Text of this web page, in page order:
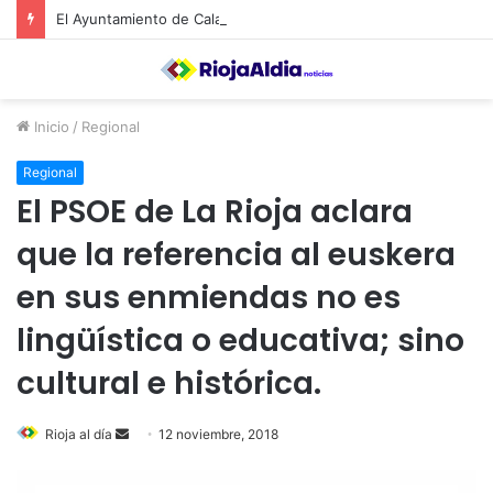
Inicio / Regional
Regional
El PSOE de La Rioja aclara
que la referencia al euskera
en sus enmiendas no es
lingüística o educativa; sino
cultural e histórica.
Rioja al día 12 noviembre, 2018